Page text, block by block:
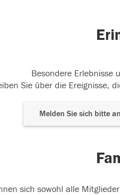
Besondere Erlebnisse
Sie über die Ereignisse,
Melden Sie sich bitte
sich sowohl alle